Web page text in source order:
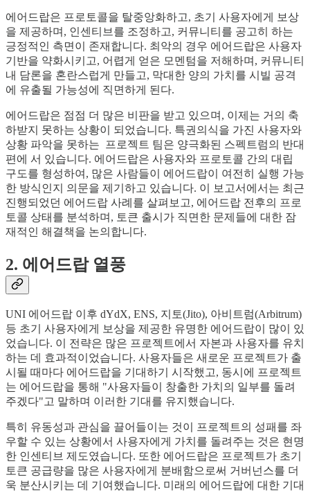
에어드랍은 프로토콜을 탈중앙화하고, 초기 사용자에게 보상
을 제공하며, 인센티브를 조정하고, 커뮤니티를 공고히 하는
긍정적인 측면이 존재합니다. 최악의 경우 에어드랍은 사용자
기반을 약화시키고, 어렵게 얻은 모멘텀을 저해하며, 커뮤니티
내 담론을 혼란스럽게 만들고, 막대한 양의 가치를 시빌 공격
에 유출될 가능성에 직면하게 된다.
에어드랍은 점점 더 많은 비판을 받고 있으며, 이제는 거의 축
하받지 못하는 상황이 되었습니다. 특권의식을 가진 사용자와
상황 파악을 못하는 프로젝트 팀은 양극화된 스펙트럼의 반대
편에 서 있습니다. 에어드랍은 사용자와 프로토콜 간의 대립
구도를 형성하여, 많은 사람들이 에어드랍이 여전히 실행 가능
한 방식인지 의문을 제기하고 있습니다. 이 보고서에서는 최근
진행되었던 에어드랍 사례를 살펴보고, 에어드랍 전후의 프로
토콜 상태를 분석하며, 토큰 출시가 직면한 문제들에 대한 잠
재적인 해결책을 논의합니다.
2. 에어드랍 열풍
UNI 에어드랍 이후 dYdX, ENS, 지토(Jito), 아비트럼(Arbitrum)
등 초기 사용자에게 보상을 제공한 유명한 에어드랍이 많이 있
었습니다. 이 전략은 많은 프로젝트에서 자본과 사용자를 유치
하는 데 효과적이었습니다. 사용자들은 새로운 프로젝트가 출
시될 때마다 에어드랍을 기대하기 시작했고, 동시에 프로젝트
는 에어드랍을 통해 "사용자들이 창출한 가치의 일부를 돌려
주겠다"고 말하며 이러한 기대를 유지했습니다.
특히 유동성과 관심을 끌어들이는 것이 프로젝트의 성패를 좌
우할 수 있는 상황에서 사용자에게 가치를 돌려주는 것은 현명
한 인센티브 제도였습니다. 또한 에어드랍은 프로젝트가 초기
토큰 공급량을 많은 사용자에게 분배함으로써 거버넌스를 더
욱 분산시키는 데 기여했습니다. 미래의 에어드랍에 대한 기대